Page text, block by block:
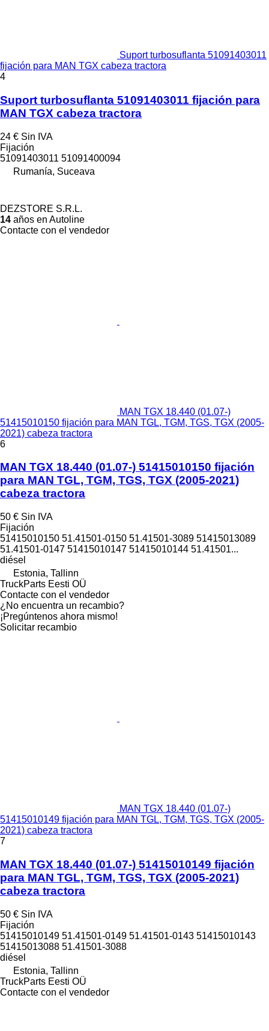
Suport turbosuflanta 51091403011
fijación para MAN TGX cabeza tractora
4
Suport turbosuflanta 51091403011 fijación para
MAN TGX cabeza tractora
24 € Sin IVA
Fijación
51091403011 51091400094
Rumanía, Suceava
DEZSTORE S.R.L.
14 años en Autoline
Contacte con el vendedor
MAN TGX 18.440 (01.07-)
51415010150 fijación para MAN TGL, TGM, TGS, TGX (2005-
2021) cabeza tractora
6
MAN TGX 18.440 (01.07-) 51415010150 fijación
para MAN TGL, TGM, TGS, TGX (2005-2021)
cabeza tractora
50 € Sin IVA
Fijación
51415010150 51.41501-0150 51.41501-3089 51415013089
51.41501-0147 51415010147 51415010144 51.41501...
diésel
Estonia, Tallinn
TruckParts Eesti OÜ
Contacte con el vendedor
¿No encuentra un recambio?
¡Pregúntenos ahora mismo!
Solicitar recambio
MAN TGX 18.440 (01.07-)
51415010149 fijación para MAN TGL, TGM, TGS, TGX (2005-
2021) cabeza tractora
7
MAN TGX 18.440 (01.07-) 51415010149 fijación
para MAN TGL, TGM, TGS, TGX (2005-2021)
cabeza tractora
50 € Sin IVA
Fijación
51415010149 51.41501-0149 51.41501-0143 51415010143
51415013088 51.41501-3088
diésel
Estonia, Tallinn
TruckParts Eesti OÜ
Contacte con el vendedor